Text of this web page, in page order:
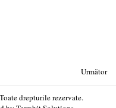
Următor
drepturile rezervate.